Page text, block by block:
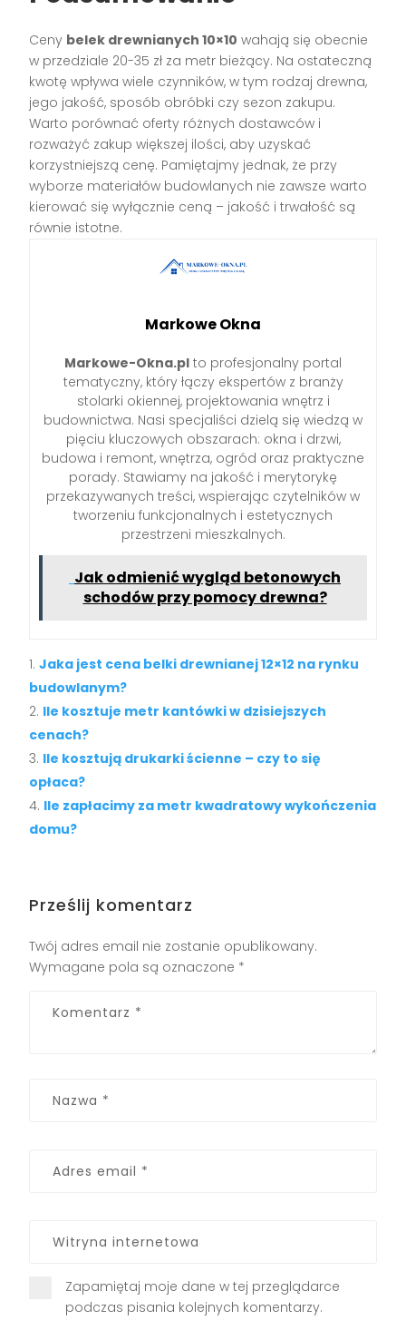
Ceny belek drewnianych 10×10 wahają się obecnie
w przedziale 20-35 zł za metr bieżący. Na ostateczną
kwotę wpływa wiele czynników, w tym rodzaj drewna,
jego jakość, sposób obróbki czy sezon zakupu.
Warto porównać oferty różnych dostawców i
rozważyć zakup większej ilości, aby uzyskać
korzystniejszą cenę. Pamiętajmy jednak, że przy
wyborze materiałów budowlanych nie zawsze warto
kierować się wyłącznie ceną – jakość i trwałość są
równie istotne.
Markowe Okna
Markowe-Okna.pl to profesjonalny portal
tematyczny, który łączy ekspertów z branży
stolarki okiennej, projektowania wnętrz i
budownictwa. Nasi specjaliści dzielą się wiedzą w
pięciu kluczowych obszarach: okna i drzwi,
budowa i remont, wnętrza, ogród oraz praktyczne
porady. Stawiamy na jakość i merytorykę
przekazywanych treści, wspierając czytelników w
tworzeniu funkcjonalnych i estetycznych
przestrzeni mieszkalnych.
Jak odmienić wygląd betonowych
schodów przy pomocy drewna?
Jaka jest cena belki drewnianej 12×12 na rynku
budowlanym?
Ile kosztuje metr kantówki w dzisiejszych
cenach?
Ile kosztują drukarki ścienne – czy to się
opłaca?
Ile zapłacimy za metr kwadratowy wykończenia
domu?
Prześlij komentarz
Twój adres email nie zostanie opublikowany.
Wymagane pola są oznaczone *
Zapamiętaj moje dane w tej przeglądarce
podczas pisania kolejnych komentarzy.